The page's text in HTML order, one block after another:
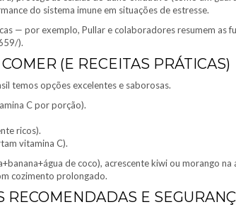
do sistema imune em situações de estresse.
— por exemplo, Pullar e colaboradores resumem as
).
(E RECEITAS PRÁTICAS)
temos opções excelentes e saborosas.
C por porção).
ricos).
vitamina C).
de coco), acrescente kiwi ou morango
cozimento prolongado.
RECOMENDADAS E